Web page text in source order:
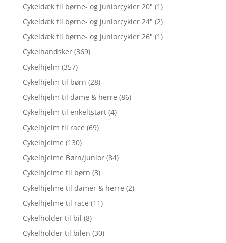
Cykeldæk til børne- og juniorcykler 20" (1)
Cykeldæk til børne- og juniorcykler 24" (2)
Cykeldæk til børne- og juniorcykler 26" (1)
Cykelhandsker (369)
Cykelhjelm (357)
Cykelhjelm til børn (28)
Cykelhjelm til dame & herre (86)
Cykelhjelm til enkeltstart (4)
Cykelhjelm til race (69)
Cykelhjelme (130)
Cykelhjelme Børn/Junior (84)
Cykelhjelme til børn (3)
Cykelhjelme til damer & herre (2)
Cykelhjelme til race (11)
Cykelholder til bil (8)
Cykelholder til bilen (30)